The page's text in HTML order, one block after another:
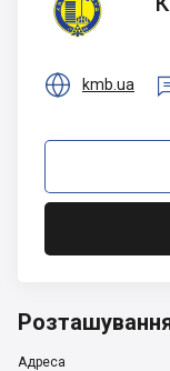
 kmb.ua
Адреса